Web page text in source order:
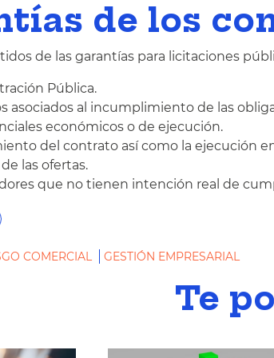
de los
de las garantías para licitaciones
Pública.
asociados al incumplimiento de las
económicos o de ejecución.
del contrato así como la ejecución
las ofertas.
que no tienen intención real de
COMERCIAL GESTIÓN EMPRESARIAL
Te